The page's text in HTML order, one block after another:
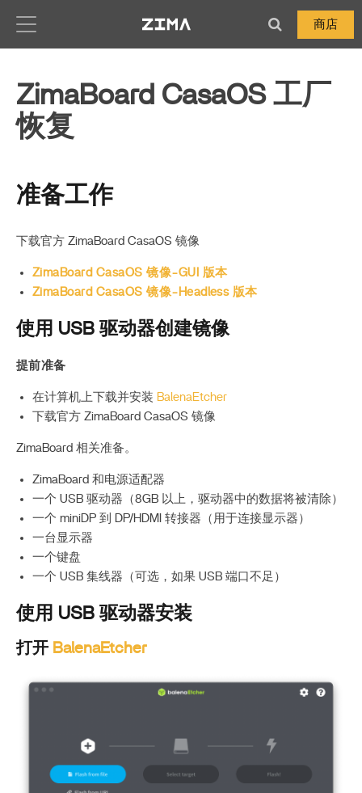
商店
ZimaBoard CasaOS 工厂
恢复
准备工作
下载官方 ZimaBoard CasaOS 镜像
ZimaBoard CasaOS 镜像-GUI 版本
ZimaBoard CasaOS 镜像-Headless 版本
使用 USB 驱动器创建镜像
提前准备
在计算机上下载并安装 BalenaEtcher
下载官方 ZimaBoard CasaOS 镜像
ZimaBoard 相关准备。
ZimaBoard 和电源适配器
一个 USB 驱动器（8GB 以上，驱动器中的数据将被清除）
一个 miniDP 到 DP/HDMI 转接器（用于连接显示器）
一台显示器
一个键盘
一个 USB 集线器（可选，如果 USB 端口不足）
使用 USB 驱动器安装
打开 BalenaEtcher